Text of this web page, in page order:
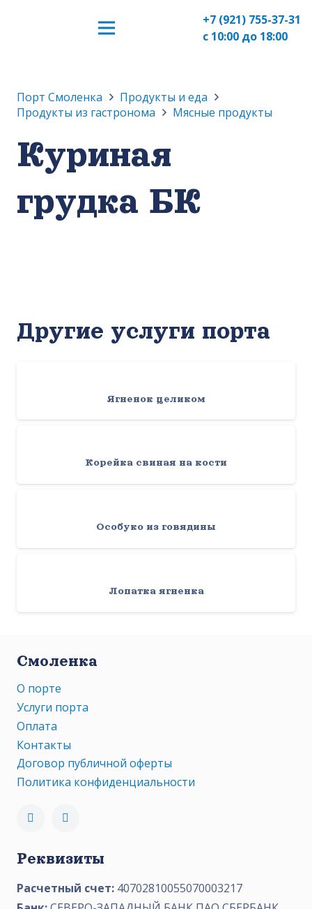
+7 (921) 755-37-31
с 10:00 до 18:00
Порт Смоленка
Продукты и еда
Продукты из гастронома
Мясные продукты
Куриная
грудка БК
Другие услуги порта
Ягненок целиком
Корейка свиная на кости
Особуко из говядины
Лопатка ягненка
Смоленка
О порте
Услуги порта
Оплата
Контакты
Договор публичной оферты
Политика конфиденциальности
Реквизиты
Расчетный счет: 40702810055070003217